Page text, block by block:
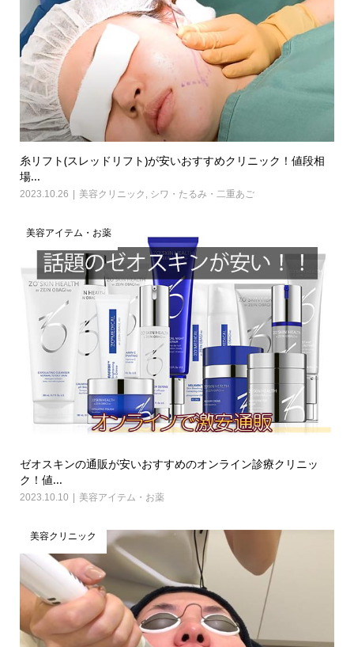
糸リフト(スレッドリフト)が安いおすすめクリニック！値段相
場...
2023.10.26 美容クリニック シワ・たるみ・二重あご
美容アイテム・お薬
ゼオスキンの通販が安いおすすめのオンライン診療クリニッ
ク！値...
2023.10.10 美容アイテム・お薬
美容クリニック